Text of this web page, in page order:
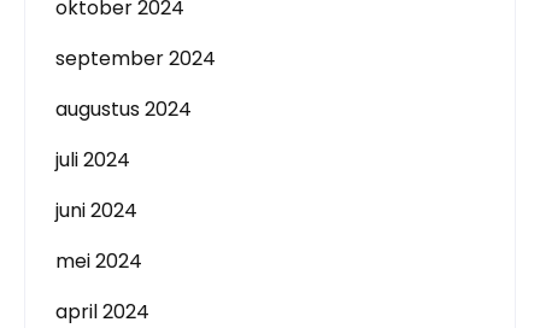
oktober 2024
september 2024
augustus 2024
juli 2024
juni 2024
mei 2024
april 2024